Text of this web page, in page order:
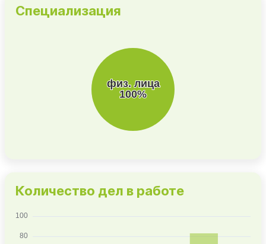
Специализация
Количество дел в работе